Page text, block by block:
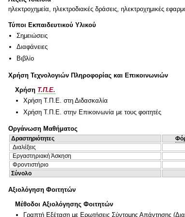
ηλεκτροχημεία, ηλεκτροδιακές δράσεις, ηλεκτροχημικές
Τύποι Εκπαιδευτικού Υλικού
Σημειώσεις
Διαφάνειες
Βιβλίο
Χρήση Τεχνολογιών Πληροφορίας και Επικοινωνιών
Χρήση Τ.Π.Ε.
Χρήση Τ.Π.Ε. στη Διδασκαλία
Χρήση Τ.Π.Ε. στην Επικοινωνία με τους φοιτητές
Οργάνωση Μαθήματος
Δραστηριότητες
Διαλέξεις
Εργαστηριακή Άσκηση
Φροντιστήριο
Σύνολο
Αξιολόγηση Φοιτητών
Μέθοδοι Αξιολόγησης Φοιτητών
Γραπτή Εξέταση με Ερωτήσεις Σύντομης Απάντησης (